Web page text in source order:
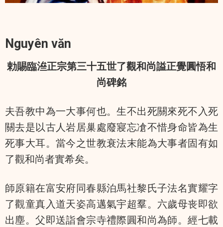
Nguyên văn
勅賜臨㴉正宗第三十五世了觀和尚謚正覺圓悟和
尚碑銘
夫吾教中為一大事何也。生不出死關來死不入死
關去是以古人岩居巢處廢寢忘凔不惜身命皆為生
死事大耳。當今之世教衰法末能為大事者固有如
了觀和尚者實希矣。
師原籍在富安府同春縣泊馬社黎氏子法名實耀字
了觀童真入道天姿高邁氣宇超羣。六歲母丧即欲
出塵。父即送詣會宗寺禮際圓和尚為師。經七載